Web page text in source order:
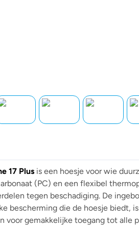
17 Plus is een hoesje voor wie
(PC) en een flexibel
tegen beschadiging. De
bescherming die de hoesje
voor gemakkelijke toegang tot alle